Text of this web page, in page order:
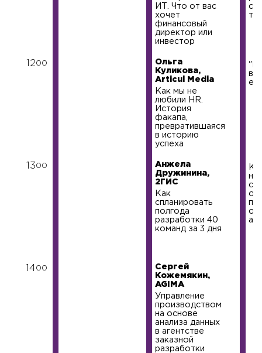
1200
1300
1400
ИТ. Что от вас
хочет
финансовый
директор или
инвестор
Ольга
Куликова,
Articul Media
Как мы не
любили HR.
История
факапа,
превратившаяся
в историю
успеха
Анжела
Дружинина,
2ГИС
Как
спланировать
полгода
разработки 40
команд за 3 дня
Сергей
Кожемякин,
AGIMA
Управление
производством
на основе
анализа данных
в агентстве
заказной
разработки
в